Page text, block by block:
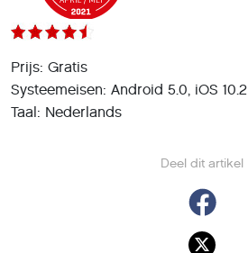
Deel dit artikel
Prijs: Gratis
Systeemeisen: Android 5.0, iOS 10.2
Taal: Nederlands